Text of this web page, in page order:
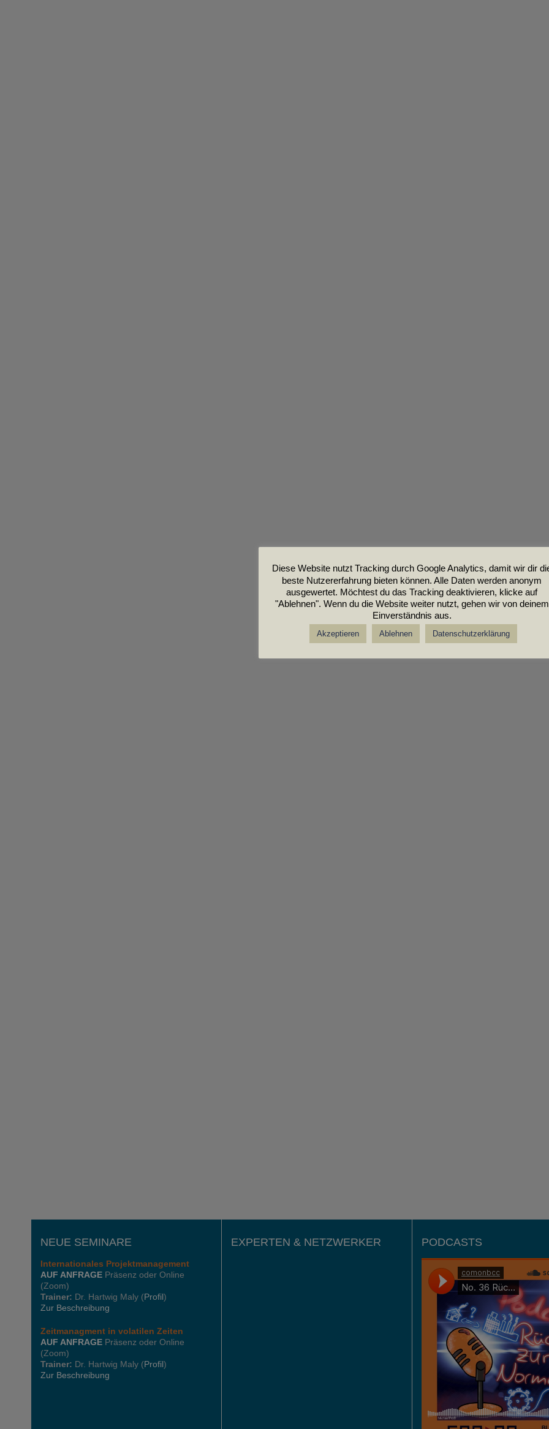
NEUE SEMINARE
Internationales Projektmanagement
AUF ANFRAGEPräsenz oder Online
(Zoom)
Trainer: Dr. Hartwig Maly (Profil)
Zur Beschreibung
Zeitmanagment in volatilen Zeiten
AUF ANFRAGEPräsenz oder Online
(Zoom)
Trainer: Dr. Hartwig Maly (Profil)
Zur Beschreibung
EXPERTEN & NETZWERKER PODCASTS
Diese Website nutzt Tracking durch Google Analytics, damit wir dir
beste Nutzererfahrung bieten können. Alle Daten werden anonym
ausgewertet. Möchtest du das Tracking deaktivieren, klicke auf
"Ablehnen". Wenn du die Website weiter nutzt, gehen wir von deinem
Einverständnis aus.
Akzeptieren Ablehnen Datenschutzerklärung